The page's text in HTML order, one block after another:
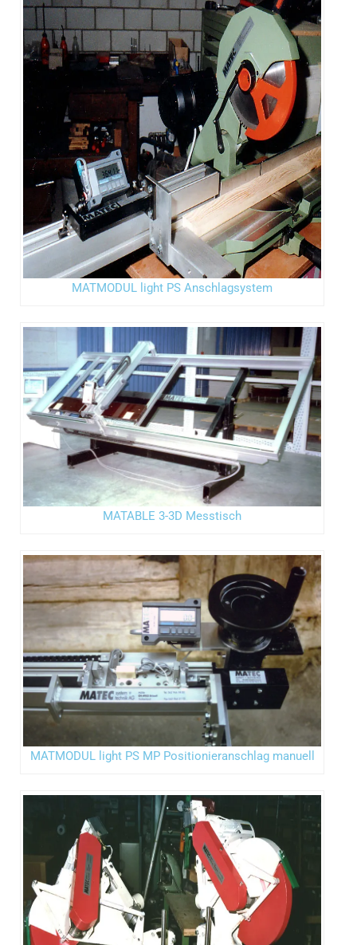
MATMODUL light PS Anschlagsystem
MATABLE 3-3D Messtisch
MATMODUL light PS MP Positionieranschlag manuell